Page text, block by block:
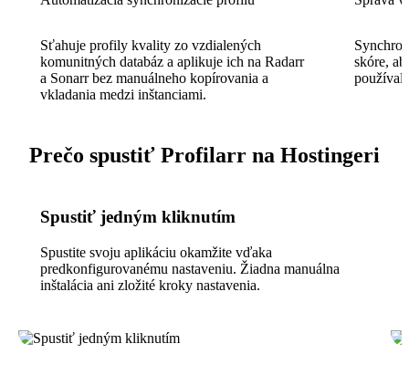
Sťahuje profily kvality zo vzdialených
komunitných databáz a aplikuje ich na Radarr
a Sonarr bez manuálneho kopírovania a
vkladania medzi inštanciami.
skóre,
Prečo spustiť Profilarr na Hostingeri
Spustiť jedným kliknutím
Spustite svoju aplikáciu okamžite vďaka
predkonfigurovanému nastaveniu. Žiadna manuálna
inštalácia ani zložité kroky nastavenia.